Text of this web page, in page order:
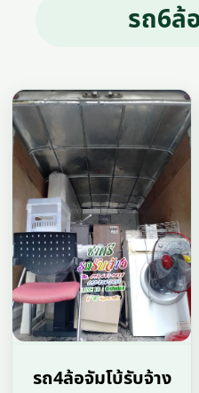
รถ6ล้
รถ4ล้อจัมโบ้รับจ้าง